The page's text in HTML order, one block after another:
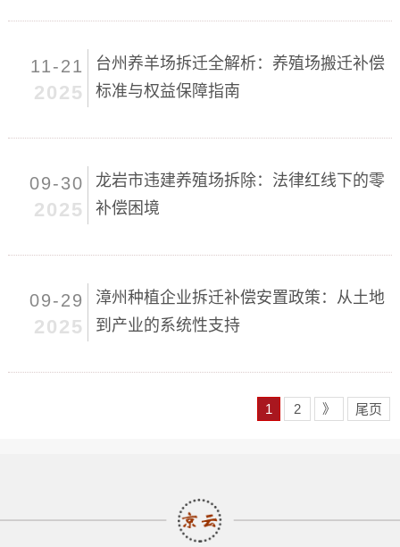
11-21
2025
台州养羊场拆迁全解析：养殖场搬迁补偿
标准与权益保障指南
09-30
2025
龙岩市违建养殖场拆除：法律红线下的零
补偿困境
09-29
2025
漳州种植企业拆迁补偿安置政策：从土地
到产业的系统性支持
1 2 》 尾页